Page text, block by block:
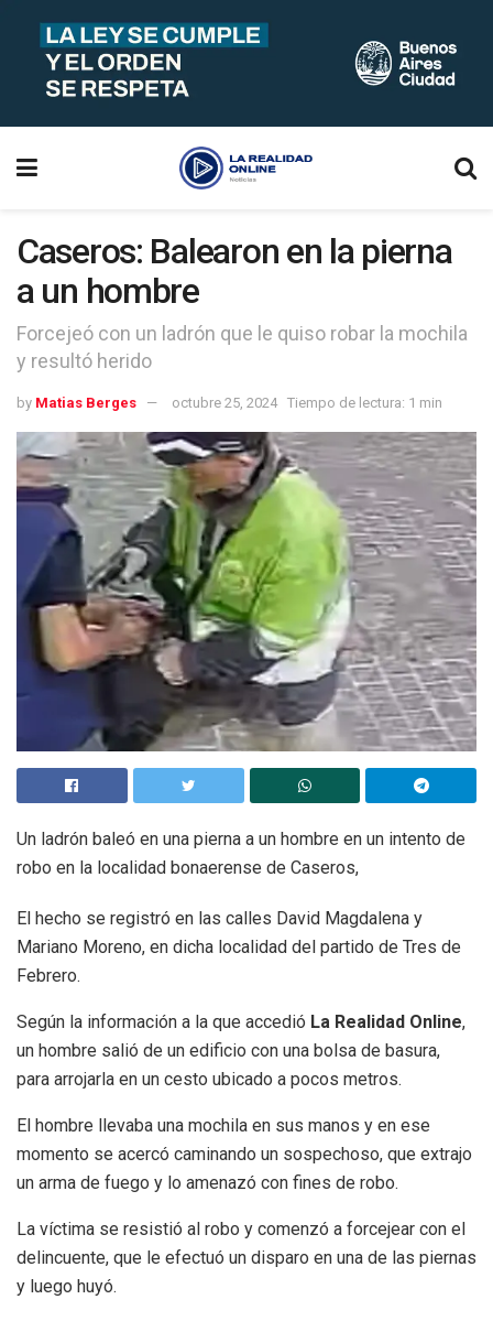
Caseros: Balearon en la pierna
a un hombre
Forcejeó con un ladrón que le quiso robar la mochila
y resultó herido
by Matias Berges octubre 25, 2024 Tiempo de lectura: 1 min
Un ladrón baleó en una pierna a un hombre en un intento de
robo en la localidad bonaerense de Caseros,
El hecho se registró en las calles David Magdalena y
Mariano Moreno, en dicha localidad del partido de Tres de
Febrero.
Según la información a la que accedió La Realidad Online,
un hombre salió de un edificio con una bolsa de basura,
para arrojarla en un cesto ubicado a pocos metros.
El hombre llevaba una mochila en sus manos y en ese
momento se acercó caminando un sospechoso, que extrajo
un arma de fuego y lo amenazó con fines de robo.
La víctima se resistió al robo y comenzó a forcejear con el
delincuente, que le efectuó un disparo en una de las piernas
y luego huyó.